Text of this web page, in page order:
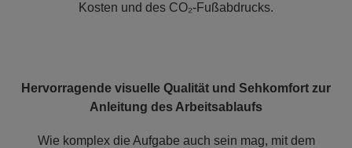
Kosten und des CO₂-Fußabdrucks.
Hervorragende visuelle Qualität und Sehkomfort zur
Anleitung des Arbeitsablaufs
Wie komplex die Aufgabe auch sein mag, mit dem